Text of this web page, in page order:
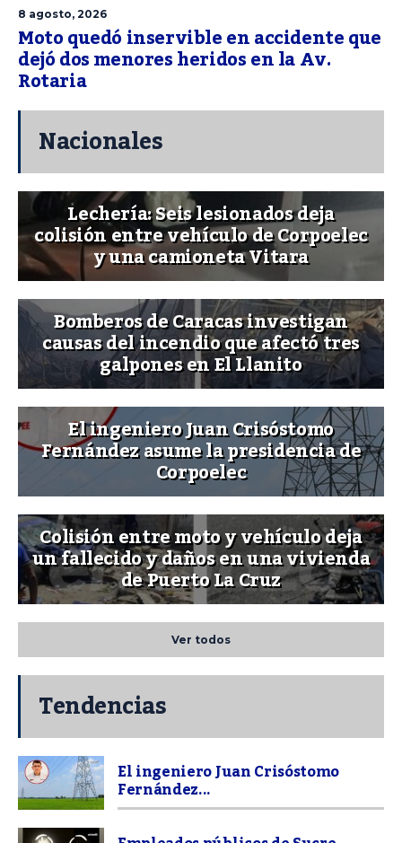
8 agosto, 2026
Moto quedó inservible en accidente que
dejó dos menores heridos en la Av.
Rotaria
Nacionales
Lechería: Seis lesionados deja
colisión entre vehículo de Corpoelec
y una camioneta Vitara
Bomberos de Caracas investigan
causas del incendio que afectó tres
galpones en El Llanito
El ingeniero Juan Crisóstomo
Fernández asume la presidencia de
Corpoelec
Colisión entre moto y vehículo deja
un fallecido y daños en una vivienda
de Puerto La Cruz
Ver todos
Tendencias
El ingeniero Juan Crisóstomo
Fernández...